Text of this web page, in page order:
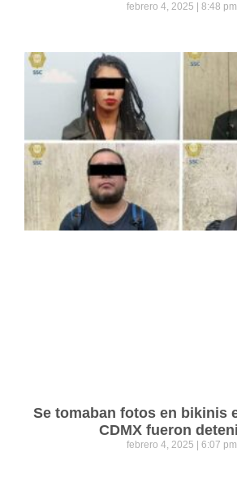
febrero 4, 2025 8:48 pm
Se tomaban fotos en bikinis
CDMX fueron
febrero 4, 2025 6:07 pm